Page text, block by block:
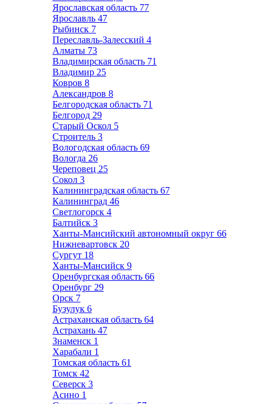
Ярославская область 77
Ярославль 47
Рыбинск 7
Переславль-Залесский 4
Алматы 73
Владимирская область 71
Владимир 25
Ковров 8
Александров 8
Белгородская область 71
Белгород 29
Старый Оскол 5
Строитель 3
Вологодская область 69
Вологда 26
Череповец 25
Сокол 3
Калининградская область 67
Калининград 46
Светлогорск 4
Балтийск 3
Ханты-Мансийский автономный округ 66
Нижневартовск 20
Сургут 18
Ханты-Мансийск 9
Оренбургская область 66
Оренбург 29
Орск 7
Бузулук 6
Астраханская область 64
Астрахань 47
Знаменск 1
Харабали 1
Томская область 61
Томск 42
Северск 3
Асино 1